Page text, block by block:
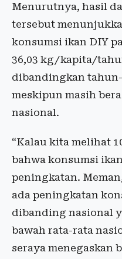
Menurutnya, hasil
tersebut
konsumsi ikan DIY
36,03 kg/kapita/
dibandingkan
meskipun masih
nasional.
“Kalau kita melihat
bahwa konsumsi
peningkatan.
ada peningkatan
dibanding nasional
bawah rata-rata
seraya menegaskan